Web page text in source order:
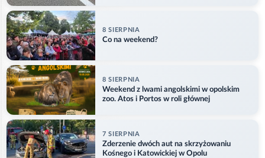
8 SIERPNIA
Co na weekend?
8 SIERPNIA
Weekend z lwami angolskimi w opolskim
zoo. Atos i Portos w roli głównej
7 SIERPNIA
Zderzenie dwóch aut na skrzyżowaniu
Kośnego i Katowickiej w Opolu